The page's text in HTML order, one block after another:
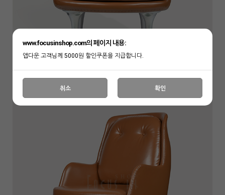
www.focusinshop.com의 페이지 내용:
앱다운 고객님께 5000원 할인쿠폰을 지급합니다.
취소 확인